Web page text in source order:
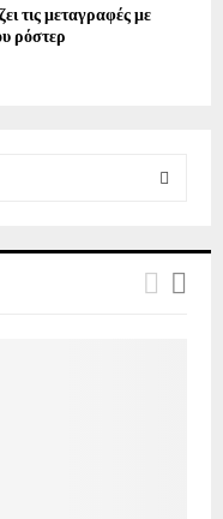
τις μεταγραφές με
ρόστερ